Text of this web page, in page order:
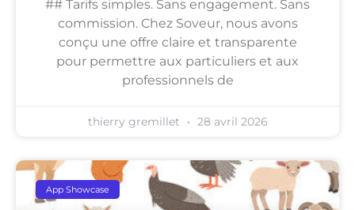
## Tarifs simples. Sans engagement. Sans
commission. Chez Soveur, nous avons
conçu une offre claire et transparente
pour permettre aux particuliers et aux
professionnels de
thierry gremillet 28 avril 2026
App Showcase